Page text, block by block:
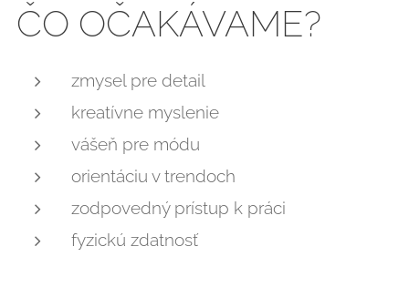
ČO OČAKÁVAME?
zmysel pre detail
kreatívne myslenie
vášeň pre módu
orientáciu v trendoch
zodpovedný prístup k práci
fyzickú zdatnosť